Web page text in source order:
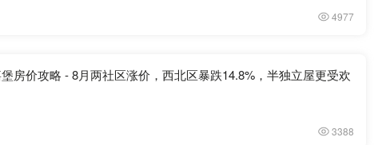
4977
房价攻略 - 8月两社区涨价，西北区暴跌14.8%，半独立屋更受欢
3388